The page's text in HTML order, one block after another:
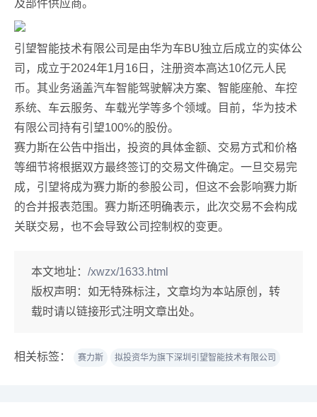
及部件供应商。
引望智能技术有限公司是由华为车BU独立后成立的实体公
司，成立于2024年1月16日，注册资本高达10亿元人民
币。其业务涵盖汽车智能驾驶解决方案、智能座舱、车控
系统、车云服务、车载光学等多个领域。目前，华为技术
有限公司持有引望100%的股份。
赛力斯在公告中指出，投资的具体金额、交易方式和价格
等细节将根据双方最终签订的交易文件确定。一旦交易完
成，引望将成为赛力斯的参股公司，但这不会影响赛力斯
的合并报表范围。赛力斯还明确表示，此次交易不会构成
关联交易，也不会导致公司控制权的变更。
本文地址： /xwzx/1633.html
版权声明： 如无特殊标注，文章均为本站原创，转
载时请以链接形式注明文章出处。
相关标签： 赛力斯 拟投资华为旗下深圳引望智能技术有限公司